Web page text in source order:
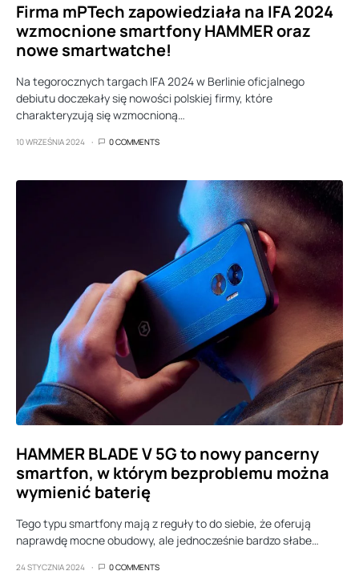
Firma mPTech zapowiedziała na IFA 2024
wzmocnione smartfony HAMMER oraz
nowe smartwatche!
Na tegorocznych targach IFA 2024 w Berlinie oficjalnego
debiutu doczekały się nowości polskiej firmy, które
charakteryzują się wzmocnioną…
10 WRZEŚNIA 2024 0 COMMENTS
HAMMER BLADE V 5G to nowy pancerny
smartfon, w którym bezproblemu można
wymienić baterię
Tego typu smartfony mają z reguły to do siebie, że oferują
naprawdę mocne obudowy, ale jednocześnie bardzo słabe…
24 STYCZNIA 2024 0 COMMENTS